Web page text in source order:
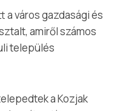
info.hr
30,
a város gazdasági és
amiről számos
település
a Kozjak